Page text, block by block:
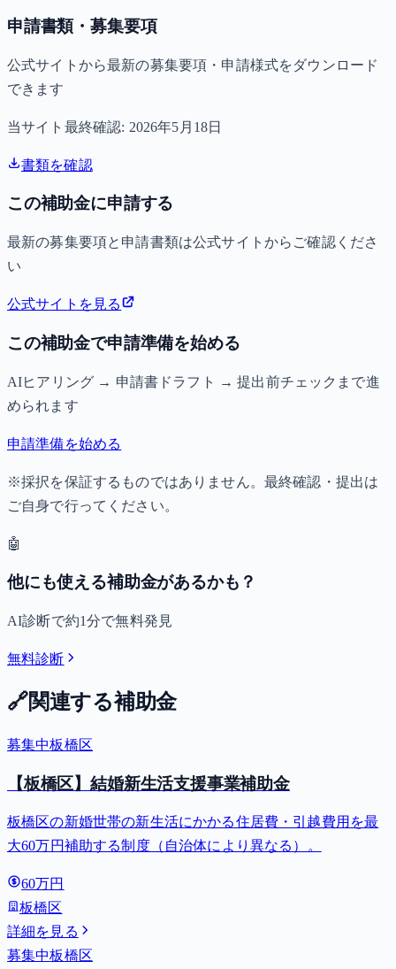
申請書類・募集要項
公式サイトから最新の募集要項・申請様式をダウンロード
できます
当サイト最終確認: 2026年5月18日
書類を確認
この補助金に申請する
最新の募集要項と申請書類は公式サイトからご確認くださ
い
公式サイトを見る
この補助金で申請準備を始める
AIヒアリング → 申請書ドラフト → 提出前チェックまで進
められます
申請準備を始める
※採択を保証するものではありません。最終確認・提出は
ご自身で行ってください。
🤖
他にも使える補助金があるかも？
AI診断で約1分で無料発見
無料診断
🔗関連する補助金
募集中板橋区
【板橋区】結婚新生活支援事業補助金
板橋区の新婚世帯の新生活にかかる住居費・引越費用を最
大60万円補助する制度（自治体により異なる）。
60万円
板橋区
詳細を見る
募集中板橋区